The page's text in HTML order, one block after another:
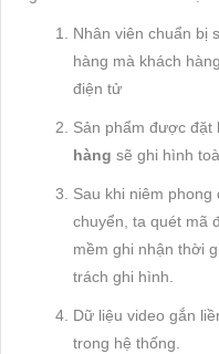
Nhân viên chuẩn bị
hàng mà khách
điện tử
Sản phẩm được đặt
hàng sẽ ghi hình
Sau khi niêm
chuyển, ta quét mã
mềm ghi nhận thời
trách ghi hình.
Dữ liệu video gắn
trong hệ thống.